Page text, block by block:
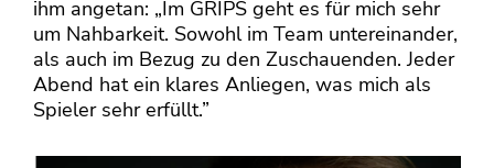
ihm angetan: „Im GRIPS geht es für mich sehr
um Nahbarkeit. Sowohl im Team untereinander,
als auch im Bezug zu den Zuschauenden. Jeder
Abend hat ein klares Anliegen, was mich als
Spieler sehr erfüllt.”